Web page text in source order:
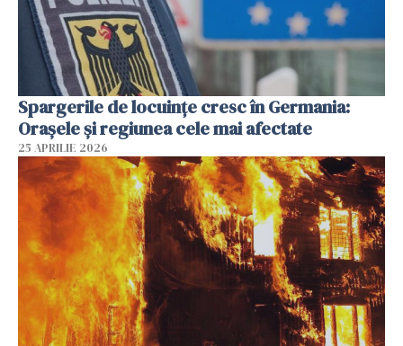
Spargerile de locuințe cresc în Germania:
Orașele și regiunea cele mai afectate
25 APRILIE 2026